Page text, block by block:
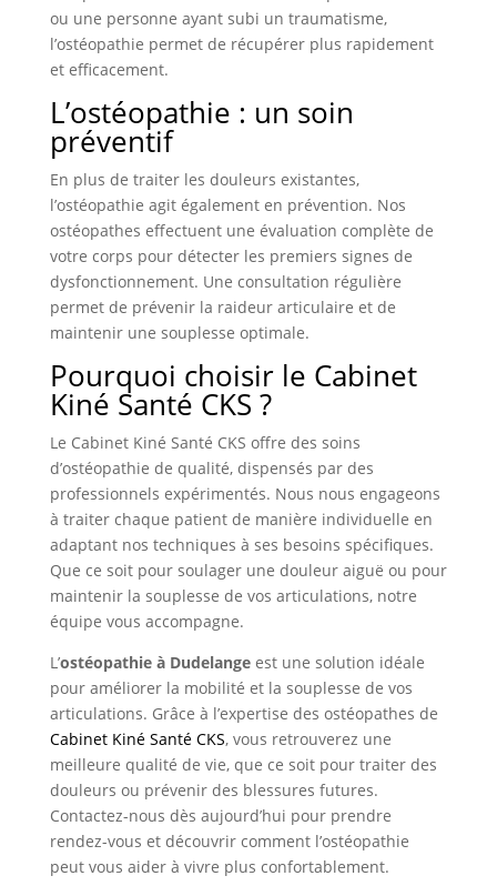
ou une personne ayant subi un traumatisme,
l’ostéopathie permet de récupérer plus rapidement
et efficacement.
L’ostéopathie : un soin
préventif
En plus de traiter les douleurs existantes,
l’ostéopathie agit également en prévention. Nos
ostéopathes effectuent une évaluation complète de
votre corps pour détecter les premiers signes de
dysfonctionnement. Une consultation régulière
permet de prévenir la raideur articulaire et de
maintenir une souplesse optimale.
Pourquoi choisir le Cabinet
Kiné Santé CKS ?
Le Cabinet Kiné Santé CKS offre des soins
d’ostéopathie de qualité, dispensés par des
professionnels expérimentés. Nous nous engageons
à traiter chaque patient de manière individuelle en
adaptant nos techniques à ses besoins spécifiques.
Que ce soit pour soulager une douleur aiguë ou pour
maintenir la souplesse de vos articulations, notre
équipe vous accompagne.
L’ostéopathie à Dudelangeest une solution idéale
pour améliorer la mobilité et la souplesse de vos
articulations. Grâce à l’expertise des ostéopathes de
Cabinet Kiné Santé CKS, vous retrouverez une
meilleure qualité de vie, que ce soit pour traiter des
douleurs ou prévenir des blessures futures.
Contactez-nous dès aujourd’hui pour prendre
rendez-vous et découvrir comment l’ostéopathie
peut vous aider à vivre plus confortablement.